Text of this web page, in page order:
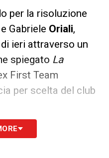
per la risoluzione
e Gabriele Oriali,
ieri attraverso un
spiegato La
First Team
per scelta del club
non era più una